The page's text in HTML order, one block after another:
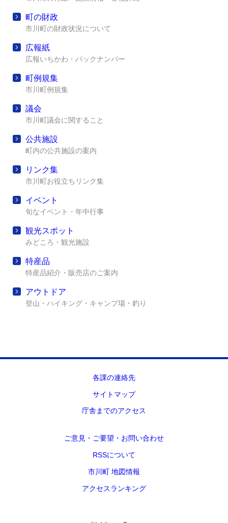
町の財政
市川町の財政状況について
広報紙
広報いちかわ・バックナンバー
町例規集
市川町例規集
議会
市川町議会に関すること
公共施設
町内の公共施設の案内
リンク集
市川町お役立ちリンク集
イベント
旬なイベント・年中行事
観光スポット
みどころ・観光施設
特産品
特産品紹介・販売店のご案内
アウトドア
登山・ハイキング・キャンプ場・釣り
各課の連絡先
サイトマップ
庁舎までのアクセス
ご意見・ご要望・お問い合わせ
RSSについて
市川町 地図情報
アクセスランキング